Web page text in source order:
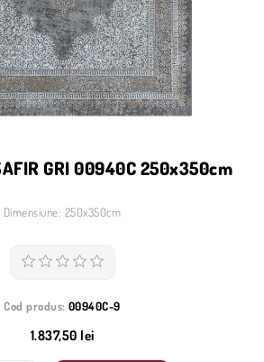
GRI 00940C 250x350cm
Dimensiune: 250x350cm
Cod produs: 00940C-9
1.837,50 lei